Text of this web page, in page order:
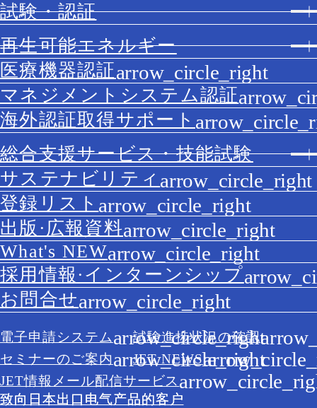
サステナビリティ
登録リスト
出版·広報資料
What's NEW
採用情報·インターンシップ
お問合せ
試験・認証
再生可能エネルギー
医療機器認証
マネジメントシステム認証
海外認証取得サポート
総合支援サービス・技能試験
電子申請システム
試験進捗状況の確認
セミナーのご案内
JET NEWS
JET情報メール配信サービス
致向日本出口电气产品的客户